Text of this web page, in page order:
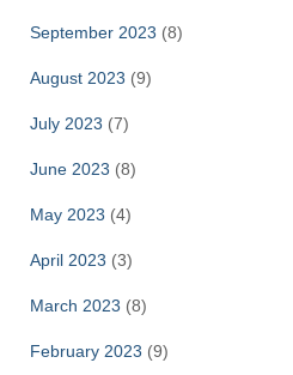
September 2023 (8)
August 2023 (9)
July 2023 (7)
June 2023 (8)
May 2023 (4)
April 2023 (3)
March 2023 (8)
February 2023 (9)